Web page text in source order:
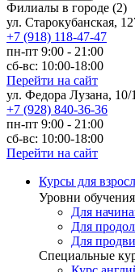
Филиалы в городе (2)
ул. Старокубанская,
+7 (918) 118-47-47
пн-пт 9:00 - 21:00
сб-вс: 10:00-18:00
Перейти на сайт
ул. Федора Лузана, 10/1
+7 (928) 840-36-36
пн-пт 9:00 - 21:00
сб-вс: 10:00-18:00
Перейти на сайт
Курсы для
Уровни обучения
Для
Для
Для
Специальные